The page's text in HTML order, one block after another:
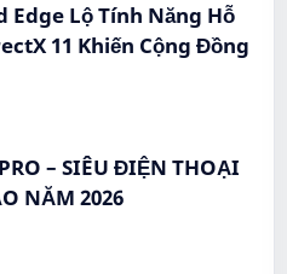
Edge Lộ Tính Năng Hỗ
11 Khiến Cộng Đồng
– SIÊU ĐIỆN THOẠI
NĂM 2026